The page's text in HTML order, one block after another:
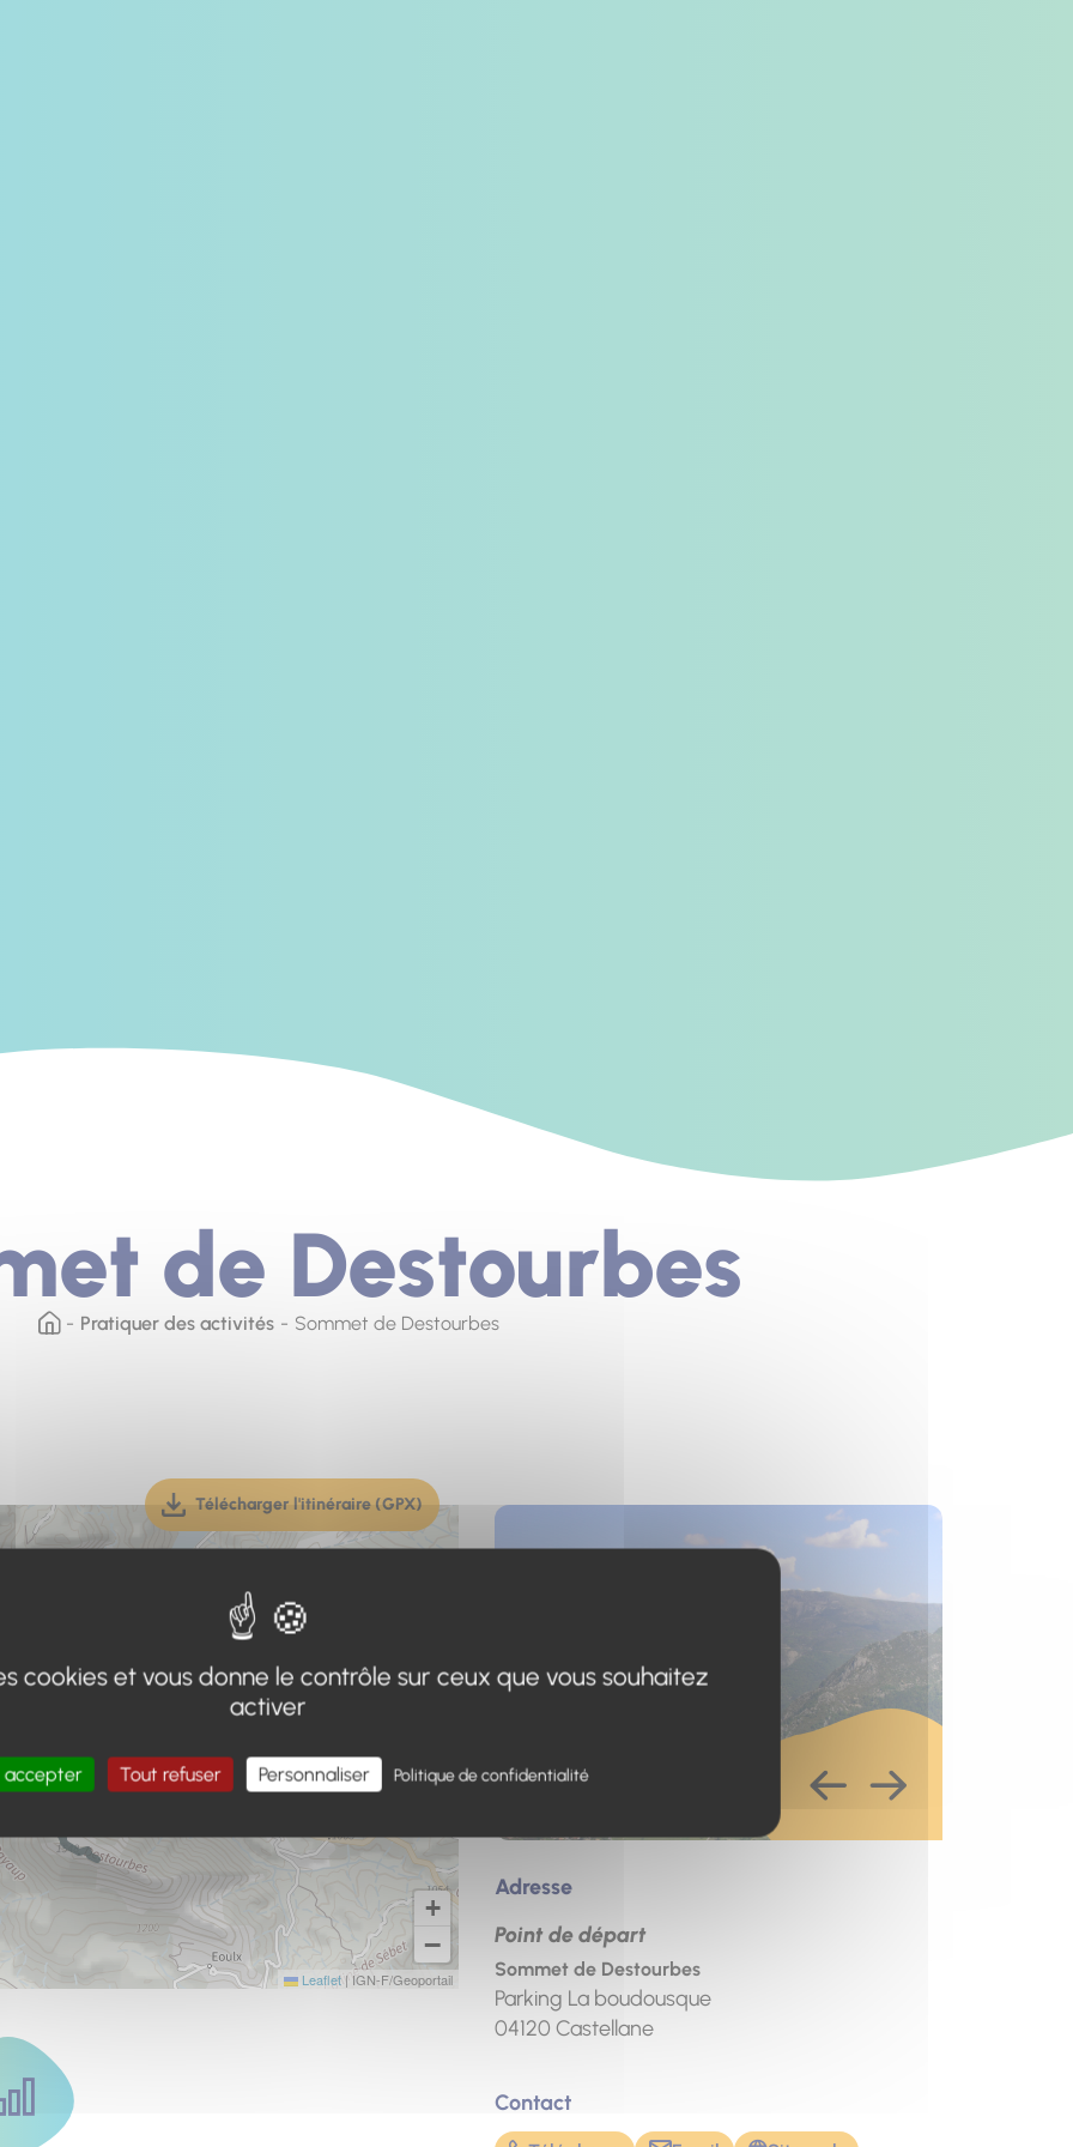
de Destourbes
Pratiquer des activités Sommet de Destourbes
+
−
Leaflet |IGN-F/Geoportail
Télécharger l'itinéraire (GPX)
(téléchargement, ouverture dans un nouvel onglet)
Adresse
Point de départ
Sommet de Destourbes
Parking La boudousque
04120 Castellane
Contact
cookies et vous donne le contrôle sur ceux que vous souhaitez
activer
accepter Tout refuser Personnaliser Politique de confidentialité